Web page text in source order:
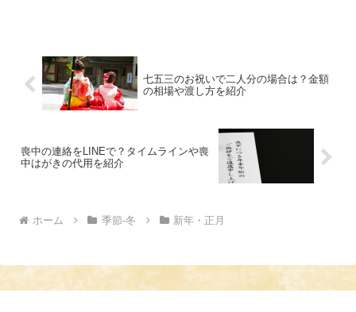
七五三のお祝いで二人分の場合は？金額
の相場や渡し方を紹介
喪中の連絡をLINEで？タイムラインや喪
中はがきの代用を紹介
ホーム 季節-冬 新年・正月